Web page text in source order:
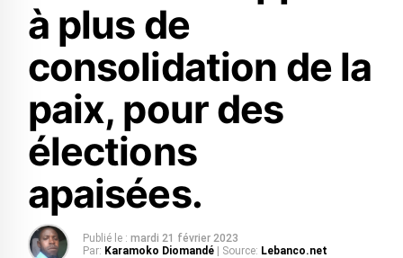
à plus de
consolidation de la
paix, pour des
élections
apaisées.
Publié le : mardi 21 février 2023
Par: Karamoko Diomandé | Source: Lebanco.net